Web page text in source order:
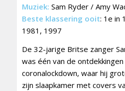
Muziek: Sam Ryder / Amy
Beste klassering ooit: 1e in
1981, 1997
De 32-jarige Britse zanger
was één van de
coronalockdown, waar hij
zijn slaapkamer met covers